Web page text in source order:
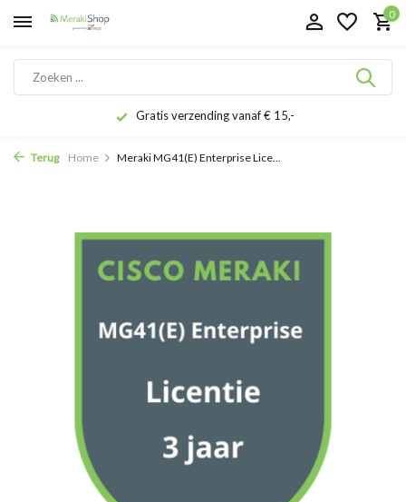
0
Gratis verzending vanaf € 15,-
Terug Home Meraki MG41(E) Enterprise Lice...